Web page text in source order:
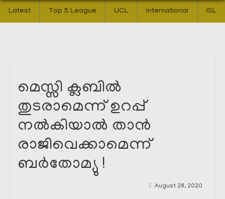
Latest Top 5 League UCL International ISL
മെസ്സി ക്ലബിൽ
തുടരാമെന്ന് ഉറപ്പ്
നൽകിയാൽ താൻ
രാജിവെക്കാമെന്ന്
ബർതോമ്യു !
August 28, 2020